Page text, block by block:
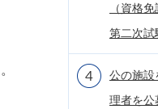
（資格
第二次試
公の施設
理者を公